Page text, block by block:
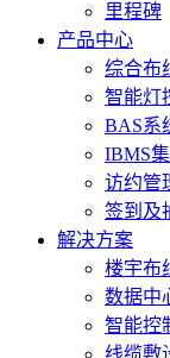
里程碑
产品中心
综合布
智能灯
BAS系
IBMS
访约管
签到及
解决方案
楼宇布
数据中
智能控
线缆敷